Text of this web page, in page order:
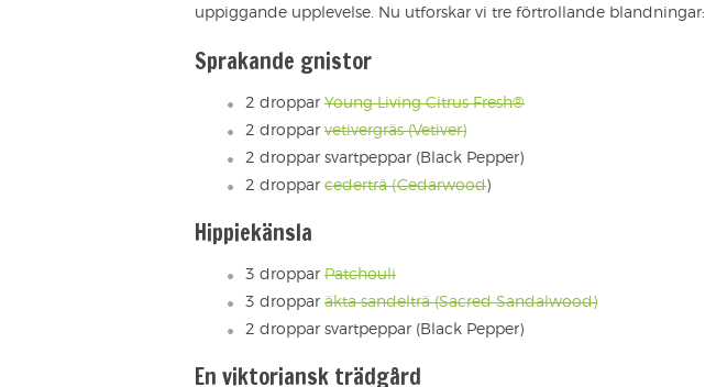
uppiggande upplevelse. Nu utforskar vi tre förtrollande blandningar:
Sprakande gnistor
2 droppar Young Living Citrus Fresh®
2 droppar vetivergräs (Vetiver)
2 droppar svartpeppar (Black Pepper)
2 droppar cederträ (Cedarwood)
Hippiekänsla
3 droppar Patchouli
3 droppar äkta sandelträ (Sacred Sandalwood)
2 droppar svartpeppar (Black Pepper)
En viktoriansk trädgård